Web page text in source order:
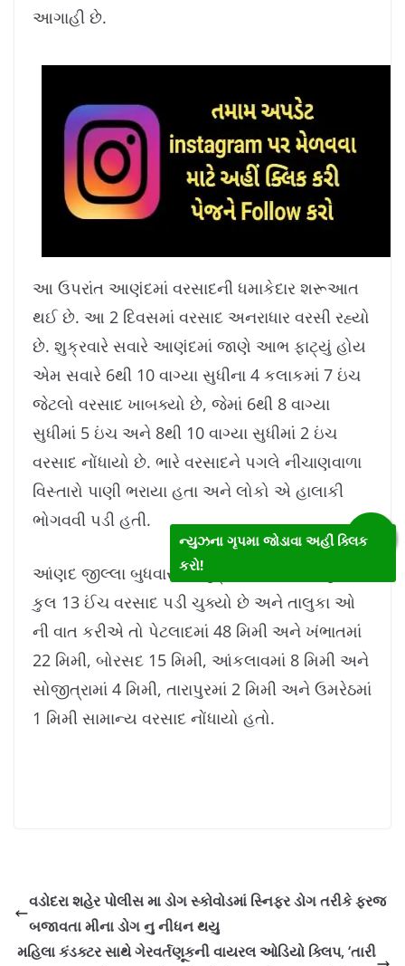
આગાહી છે.
આ ઉપરાંત આણંદમાં વરસાદની ધમાકેદાર શરૂઆત
થઈ છે. આ 2 દિવસમાં વરસાદ અનરાધાર વરસી રહ્યો
છે. શુક્રવારે સવારે આણંદમાં જાણે આભ ફાટ્યું હોય
એમ સવારે 6થી 10 વાગ્યા સુધીના 4 કલાકમાં 7 ઇંચ
જેટલો વરસાદ ખાબક્યો છે, જેમાં 6થી 8 વાગ્યા
સુધીમાં 5 ઇંચ અને 8થી 10 વાગ્યા સુધીમાં 2 ઇંચ
વરસાદ નોંધાયો છે. ભારે વરસાદને પગલે નીચાણવાળા
વિસ્તારો પાણી ભરાયા હતા અને લોકો એ હાલાકી
ભોગવવી પડી હતી.
આંણદ જીલ્લા બુધવાર થી શુક્રવાર ની સવાર સુધી મા
કુલ 13 ઈંચ વરસાદ પડી ચુક્યો છે અને તાલુકા ઓ
ની વાત કરીએ તો પેટલાદમાં 48 મિમી અને ખંભાતમાં
22 મિમી, બોરસદ 15 મિમી, આંકલાવમાં 8 મિમી અને
સોજીત્રામાં 4 મિમી, તારાપુરમાં 2 મિમી અને ઉમરેઠમાં
1 મિમી સામાન્ય વરસાદ નોંધાયો હતો.
વડોદરા શહેર પોલીસ મા ડોગ સ્કોવોડમાં સ્નિફર ડોગ તરીકે ફરજ
બજાવતા મીના ડોગ નુ નીધન થયુ
મહિલા કંડક્ટર સાથે ગેરવર્તણૂકની વાયરલ ઓડિયો ક્લિપ, ‘તારી
ન્યુઝના ગૃપમા જોડાવા અહીં ક્લિક
કરો!